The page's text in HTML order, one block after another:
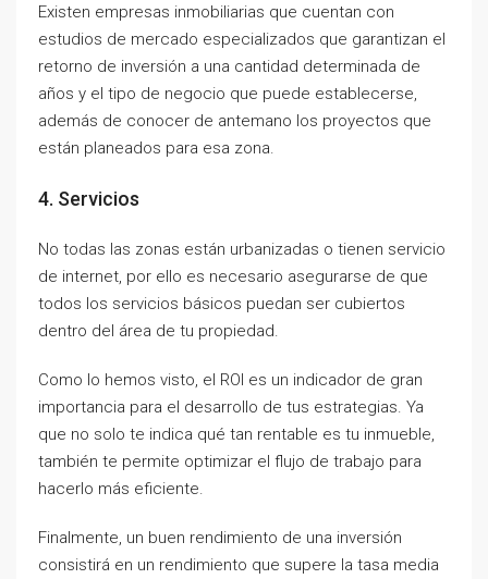
Existen empresas inmobiliarias que cuentan con
estudios de mercado especializados que garantizan el
retorno de inversión a una cantidad determinada de
años y el tipo de negocio que puede establecerse,
además de conocer de antemano los proyectos que
están planeados para esa zona.
4. Servicios
No todas las zonas están urbanizadas o tienen servicio
de internet, por ello es necesario asegurarse de que
todos los servicios básicos puedan ser cubiertos
dentro del área de tu propiedad.
Como lo hemos visto, el ROI es un indicador de gran
importancia para el desarrollo de tus estrategias. Ya
que no solo te indica qué tan rentable es tu inmueble,
también te permite optimizar el flujo de trabajo para
hacerlo más eficiente.
Finalmente, un buen rendimiento de una inversión
consistirá en un rendimiento que supere la tasa media